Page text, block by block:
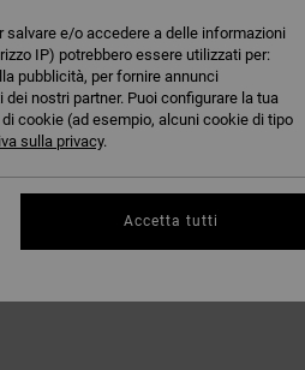
nuovo disponibili
salvare e/o accedere a delle informazioni
IP) potrebbero essere utilizzati per:
pubblicità, per fornire annunci
nostri partner. Puoi configurare la tua
cookie (ad esempio, alcuni cookie di tipo
sulla privacy.
Accetta tutti